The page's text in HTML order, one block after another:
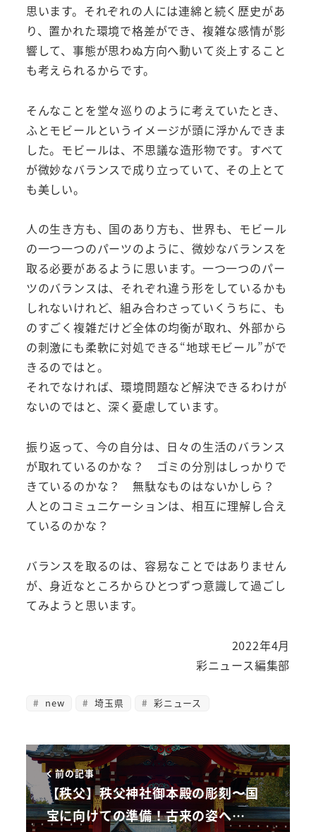
思います。それぞれの人には連綿と続く歴史があ
り、置かれた環境で格差ができ、複雑な感情が影
響して、事態が思わぬ方向へ動いて炎上すること
も考えられるからです。
そんなことを堂々巡りのように考えていたとき、
ふとモビールというイメージが頭に浮かんできま
した。モビールは、不思議な造形物です。すべて
が微妙なバランスで成り立っていて、その上とて
も美しい。
人の生き方も、国のあり方も、世界も、モビール
の一つ一つのパーツのように、微妙なバランスを
取る必要があるように思います。一つ一つのパー
ツのバランスは、それぞれ違う形をしているかも
しれないけれど、組み合わさっていくうちに、も
のすごく複雑だけど全体の均衡が取れ、外部から
の刺激にも柔軟に対処できる“地球モビール”がで
きるのではと。
それでなければ、環境問題など解決できるわけが
ないのではと、深く憂慮しています。
振り返って、今の自分は、日々の生活のバランス
が取れているのかな？ ゴミの分別はしっかりで
きているのかな？ 無駄なものはないかしら？
人とのコミュニケーションは、相互に理解し合え
ているのかな？
バランスを取るのは、容易なことではありません
が、身近なところからひとつずつ意識して過ごし
てみようと思います。
2022年4月
彩ニュース編集部
new 埼玉県 彩ニュース
前の記事
【秩父】秩父神社御本殿の彫刻〜国
宝に向けての準備！古来の姿へ…